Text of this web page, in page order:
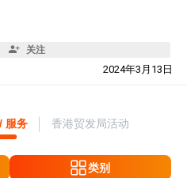
关注
2024年3月13日
服务 香港贸发局活动
类别